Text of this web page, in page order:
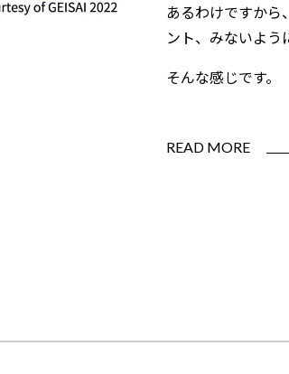
あるわけですから
ント、みないよう
そんな感じです。
READ MORE